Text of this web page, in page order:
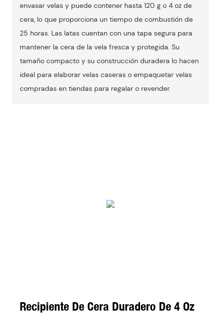
envasar velas y puede contener hasta 120 g o 4 oz de
cera, lo que proporciona un tiempo de combustión de
25 horas. Las latas cuentan con una tapa segura para
mantener la cera de la vela fresca y protegida. Su
tamaño compacto y su construcción duradera lo hacen
ideal para elaborar velas caseras o empaquetar velas
compradas en tiendas para regalar o revender.
Recipiente De Cera Duradero De 4 Oz